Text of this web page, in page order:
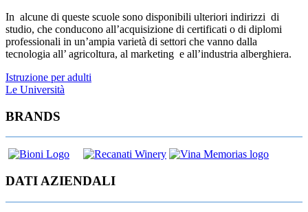
In alcune di queste scuole sono disponibili ulteriori indirizzi di
studio, che conducono all’acquisizione di certificati o di diplomi
professionali in un’ampia varietà di settori che vanno dalla
tecnologia all’ agricoltura, al marketing e all’industria alberghiera.
Navigazione
articoli
Istruzione per adulti
Le Università
BRANDS
DATI AZIENDALI